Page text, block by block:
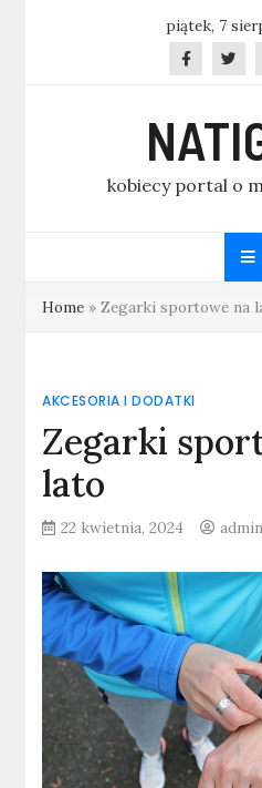
piątek, 7
kobiecy portal o
Home »Zegarki sportowe na
AKCESORIA I DODATKI
Zegarki
lato
22 kwietnia, 2024 admin